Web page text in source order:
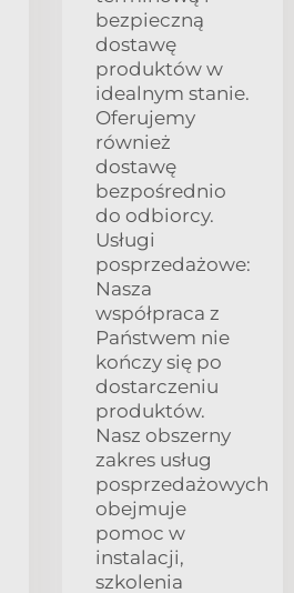
bezpieczną
dostawę
produktów w
idealnym stanie.
Oferujemy
również
dostawę
bezpośrednio
do odbiorcy.
Usługi
posprzedażowe:
Nasza
współpraca z
Państwem nie
kończy się po
dostarczeniu
produktów.
Nasz obszerny
zakres usług
posprzedażowych
obejmuje
pomoc w
instalacji,
szkolenia